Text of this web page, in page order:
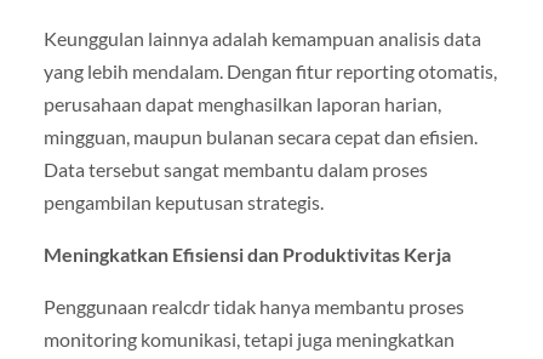
Keunggulan lainnya adalah kemampuan analisis data
yang lebih mendalam. Dengan fitur reporting otomatis,
perusahaan dapat menghasilkan laporan harian,
mingguan, maupun bulanan secara cepat dan efisien.
Data tersebut sangat membantu dalam proses
pengambilan keputusan strategis.
Meningkatkan Efisiensi dan Produktivitas Kerja
Penggunaan realcdr tidak hanya membantu proses
monitoring komunikasi, tetapi juga meningkatkan